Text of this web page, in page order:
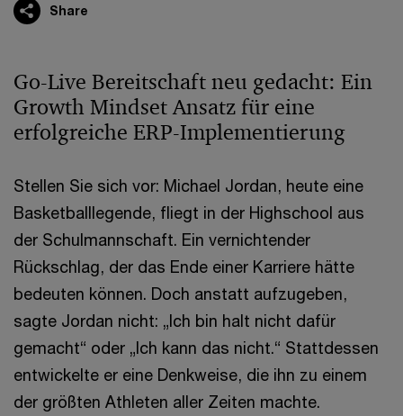
Share
Go-Live Bereitschaft neu gedacht: Ein
Growth Mindset Ansatz für eine
erfolgreiche ERP-Implementierung
Stellen Sie sich vor: Michael Jordan, heute eine
Basketballlegende, fliegt in der Highschool aus
der Schulmannschaft. Ein vernichtender
Rückschlag, der das Ende einer Karriere hätte
bedeuten können. Doch anstatt aufzugeben,
sagte Jordan nicht: „Ich bin halt nicht dafür
gemacht“ oder „Ich kann das nicht.“ Stattdessen
entwickelte er eine Denkweise, die ihn zu einem
der größten Athleten aller Zeiten machte.